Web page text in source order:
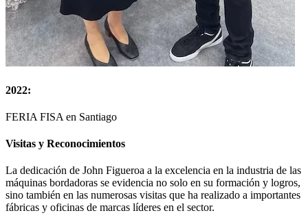
2022:
FERIA FISA en Santiago
Visitas y Reconocimientos
La dedicación de John Figueroa a la excelencia en la industria de las
máquinas bordadoras se evidencia no solo en su formación y logros,
sino también en las numerosas visitas que ha realizado a importantes
fábricas y oficinas de marcas líderes en el sector.